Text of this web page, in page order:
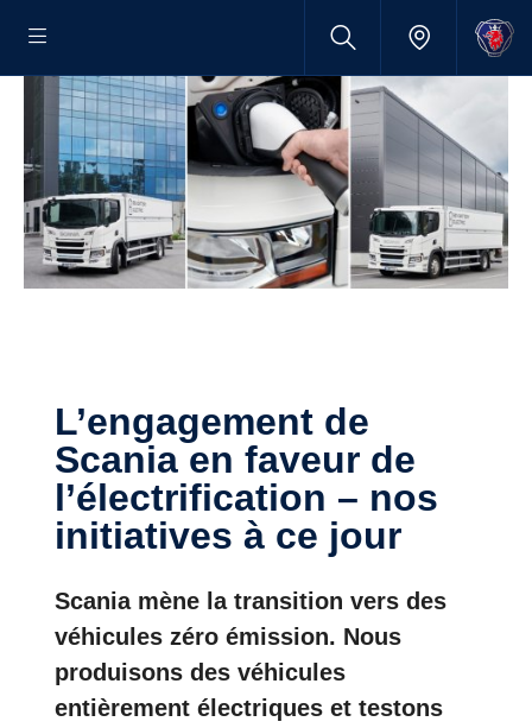
L’engagement de
Scania en faveur de
l’électrification – nos
initiatives à ce jour
Scania mène la transition vers des
véhicules zéro émission. Nous
produisons des véhicules
entièrement électriques et testons